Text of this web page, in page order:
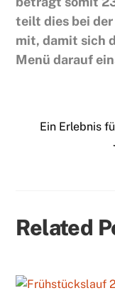
teilt dies bei
mit, damit sich
Menü darauf
Ein Erlebnis
Related